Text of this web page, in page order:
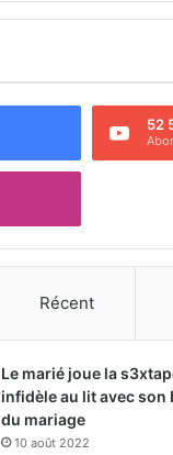
52
Récent
Le marié joue la
infidèle au lit avec
du mariage
10 août 2022